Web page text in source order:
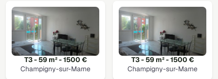
T3 - 59 m² - 1500 €
Champigny-sur-Marne
T3 - 59 m² - 1500 €
Champigny-sur-Marne